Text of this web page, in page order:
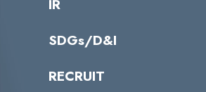
パートナー企業一覧
カテゴリー別サービス一覧
IR
IRカレンダー
IRライブラリー
SDGs/D&I
当グループのマテリアリティ
RECRUIT